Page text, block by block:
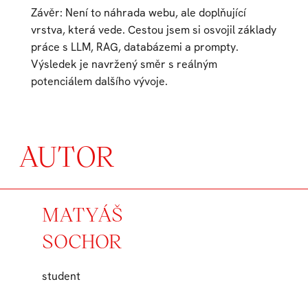
Závěr: Není to náhrada webu, ale doplňující
vrstva, která vede. Cestou jsem si osvojil základy
práce s LLM, RAG, databázemi a prompty.
Výsledek je navržený směr s reálným
potenciálem dalšího vývoje.
AUTOR
MATYÁŠ
SOCHOR
student